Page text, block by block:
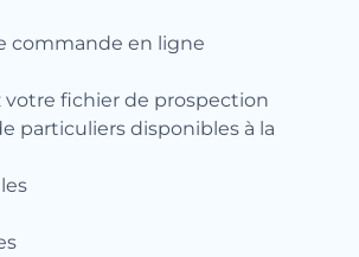
commande en ligne
votre fichier de prospection
particuliers disponibles à la